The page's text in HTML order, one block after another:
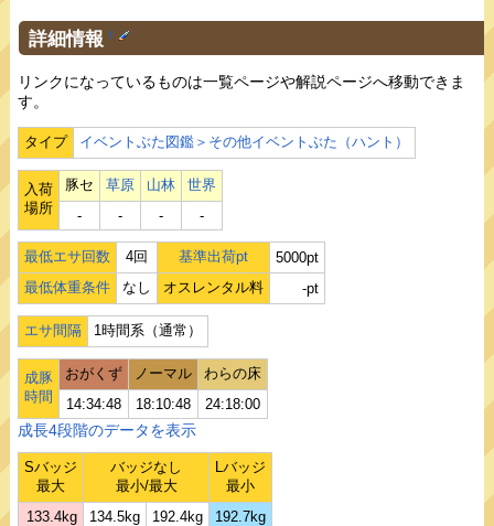
詳細情報 †
リンクになっているものは一覧ページや解説ページへ移動できま
す。
タイプ イベントぶた図鑑＞その他イベントぶた（ハント）
入荷
場所
豚セ 草原 山林
世界
‐
‐ ‐ ‐
最低エサ回数 4回 基準出荷pt
5000pt
最低体重条件
なし オスレンタル料 -pt
エサ間隔 1時間系（通常）
成豚
時間
おがくず ノーマル
わらの床
14:34:48
18:10:48 24:18:00
成長4段階のデータを表示
Sバッジ
最大
バッジなし
最小/最大
Lバッジ
最小
133.4kg
134.5kg 192.4kg 192.7kg